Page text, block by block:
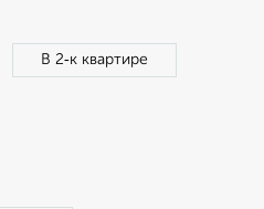
В 2‑к квартире